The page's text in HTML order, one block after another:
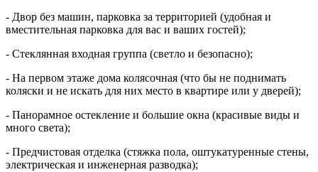
- Двор без машин, парковка за территорией (удобная и
вместительная парковка для вас и ваших гостей);
- Стеклянная входная группа (светло и безопасно);
- На первом этаже дома колясочная (что бы не поднимать
коляски и не искать для них место в квартире или у дверей);
- Панорамное остекление и большие окна (красивые виды и
много света);
- Предчистовая отделка (стяжка пола, оштукатуренные стены,
электрическая и инженерная разводка);